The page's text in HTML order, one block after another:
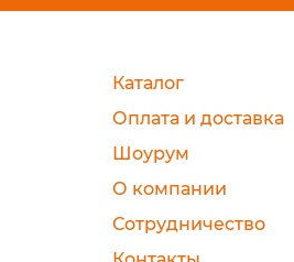
Каталог
Оплата и доставка
Шоурум
О компании
Сотрудничество